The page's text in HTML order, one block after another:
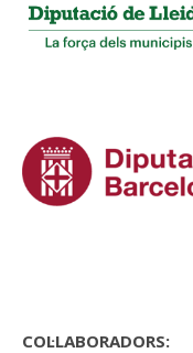
COL·LABORADORS: